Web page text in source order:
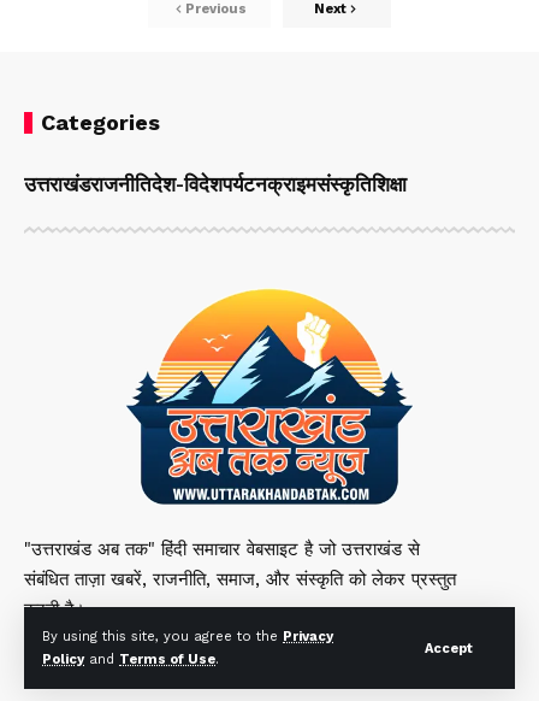
By using this site, you agree to the Privacy
Policyand Terms of Use.
Accept
Previous Next
Categories
उत्तराखंडराजनीतिदेश-विदेशपर्यटनक्राइमसंस्कृतिशिक्षा
"उत्तराखंड अब तक" हिंदी समाचार वेबसाइट है जो उत्तराखंड से
संबंधित ताज़ा खबरें, राजनीति, समाज, और संस्कृति को लेकर प्रस्तुत
करती है।